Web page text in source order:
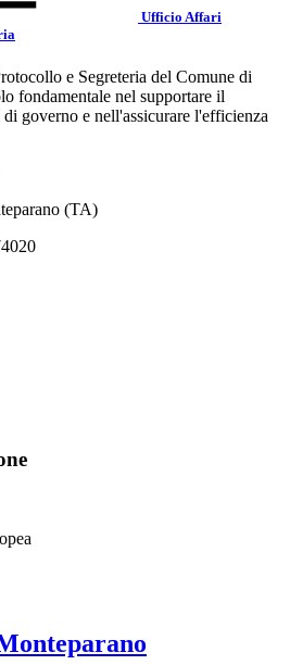
Ufficio Affari
e Segreteria del Comune di
fondamentale nel supportare il
governo e nell'assicurare l'efficienza
(TA)